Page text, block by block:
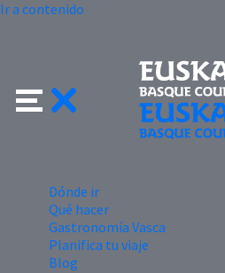
Ir a contenido
Dónde ir
Qué hacer
Gastronomía Vasca
Planifica tu viaje
Blog